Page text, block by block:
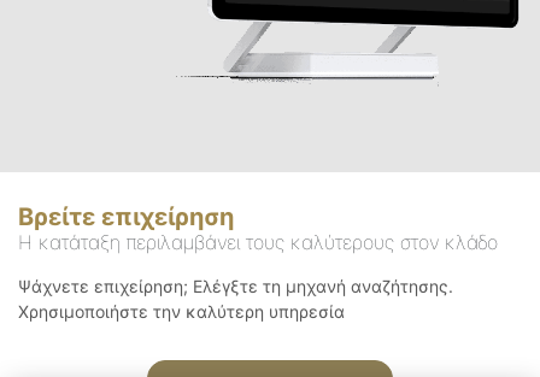
Βρείτε επιχείρηση
Η κατάταξη περιλαμβάνει τους καλύτερους στον κλάδο
Ψάχνετε επιχείρηση; Ελέγξτε τη μηχανή αναζήτησης.
Χρησιμοποιήστε την καλύτερη υπηρεσία